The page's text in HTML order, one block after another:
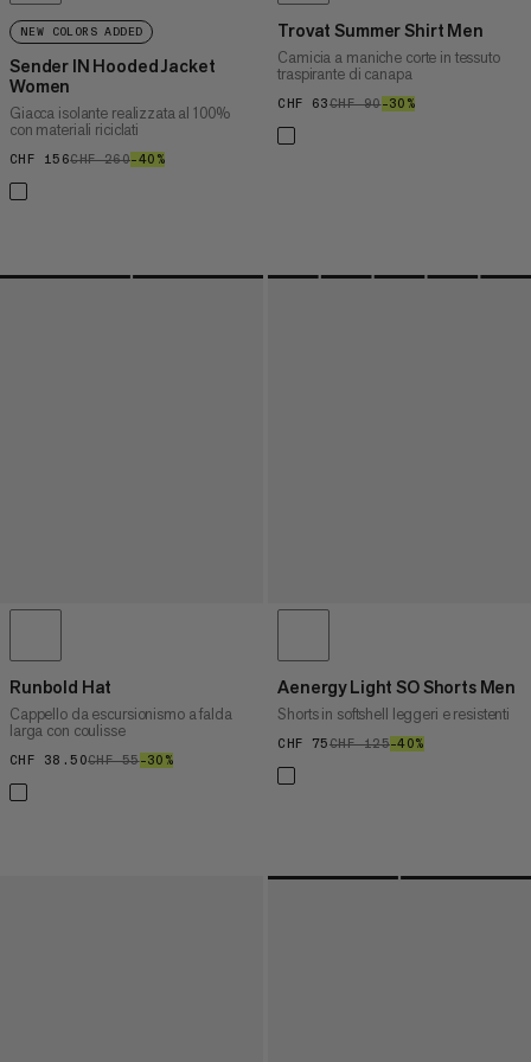
NEW COLORS ADDED
Sender IN Hooded Jacket
Women
Giacca isolante realizzata al 100%
con materiali riciclati
CHF 156CHF 156
CHF 260CHF 260
–40%40%
Trovat Summer Shirt Men
Camicia a maniche corte in tessuto
traspirante di canapa
CHF 63CHF 63
CHF 90CHF 90
–30%
Runbold Hat
Cappello da escursionismo a falda
larga con coulisse
CHF 38.50CHF 38.50
CHF 55CHF 55
–30%
Aenergy Light SO Shorts Men
Shorts in softshell leggeri e resistenti
CHF 75CHF 75
CHF 125CHF 125
–40%